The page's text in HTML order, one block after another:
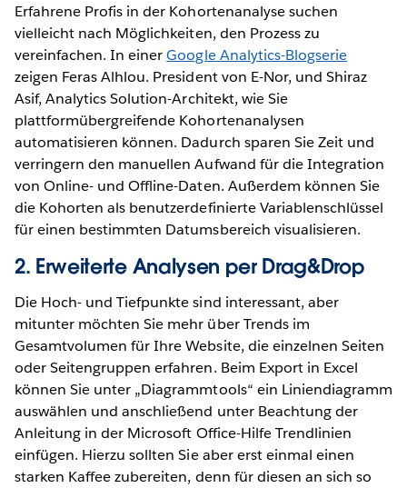
Erfahrene Profis in der Kohortenanalyse suchen
vielleicht nach Möglichkeiten, den Prozess zu
vereinfachen. In einerGoogle Analytics-Blogserie
zeigen Feras Alhlou. President von E-Nor, und Shiraz
Asif, Analytics Solution-Architekt, wie Sie
plattformübergreifende Kohortenanalysen
automatisieren können. Dadurch sparen Sie Zeit und
verringern den manuellen Aufwand für die Integration
von Online- und Offline-Daten. Außerdem können Sie
die Kohorten als benutzerdefinierte Variablenschlüssel
für einen bestimmten Datumsbereich visualisieren.
2. Erweiterte Analysen per Drag&Drop
Die Hoch- und Tiefpunkte sind interessant, aber
mitunter möchten Sie mehr über Trends im
Gesamtvolumen für Ihre Website, die einzelnen Seiten
oder Seitengruppen erfahren. Beim Export in Excel
können Sie unter „Diagrammtools“ ein Liniendiagramm
auswählen und anschließend unter Beachtung der
Anleitung in der Microsoft Office-Hilfe Trendlinien
einfügen. Hierzu sollten Sie aber erst einmal einen
starken Kaffee zubereiten, denn für diesen an sich so